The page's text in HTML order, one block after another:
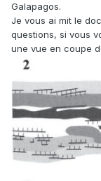
Galapagos.
Je vous ai mit le
questions, si vous
une vue en coupe